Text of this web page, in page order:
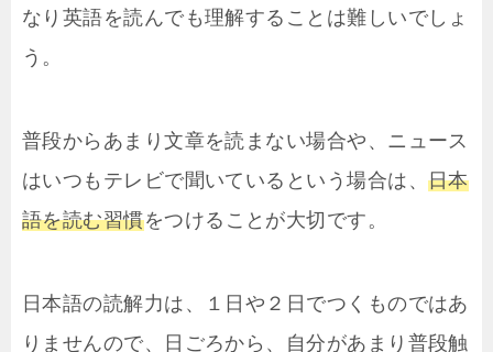
なり英語を読んでも理解することは難しいでしょ
う。
普段からあまり文章を読まない場合や、ニュース
はいつもテレビで聞いているという場合は、 日本
語を読む習慣をつけることが大切です。
日本語の読解力は、１日や２日でつくものではあ
りませんので、日ごろから、自分があまり普段触